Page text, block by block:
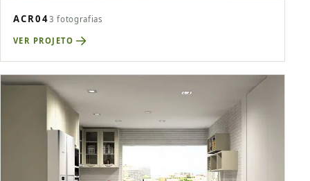
ACR043 fotografias
VER PROJETO